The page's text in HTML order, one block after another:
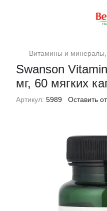
Витамины и
Swanson
мг, 60 мягких
Артикул: 5989 Оставить